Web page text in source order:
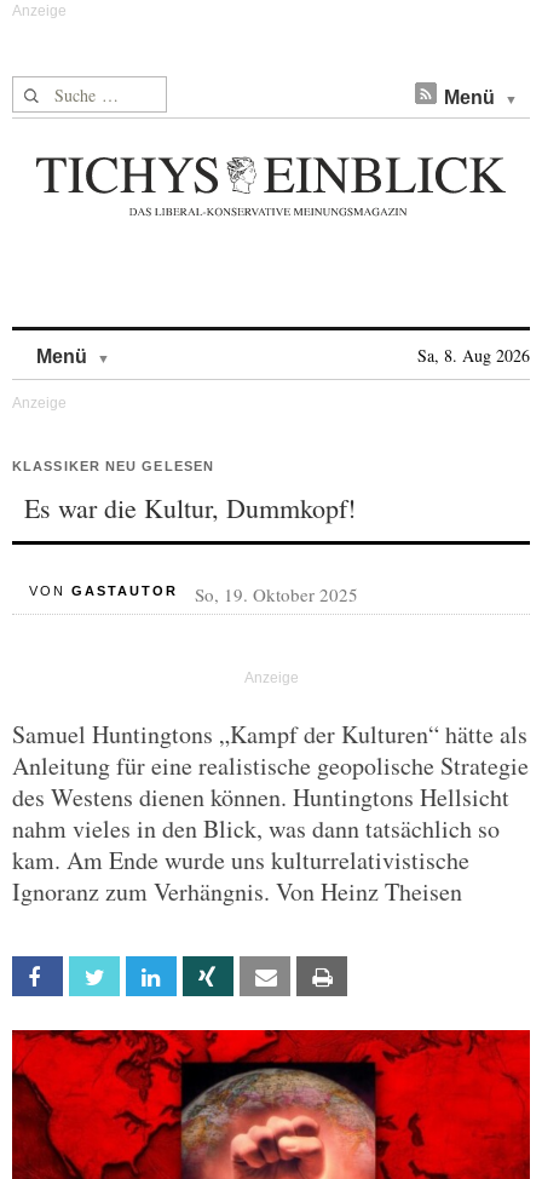
Suche nach: Menü
Menü Sa, 8. Aug 2026
KLASSIKER NEU GELESEN
Es war die Kultur, Dummkopf!
VON GASTAUTOR So, 19. Oktober 2025
Samuel Huntingtons „Kampf der Kulturen“ hätte als
Anleitung für eine realistische geopolische Strategie
des Westens dienen können. Huntingtons Hellsicht
nahm vieles in den Blick, was dann tatsächlich so
kam. Am Ende wurde uns kulturrelativistische
Ignoranz zum Verhängnis. Von Heinz Theisen
Facebook Twitter Linkedin Xing Email